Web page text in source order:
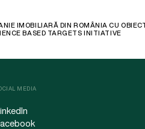
IMOBILIARĂ DIN ROMÂNIA CU
BASED TARGETS INITIATIVE
MEDIA